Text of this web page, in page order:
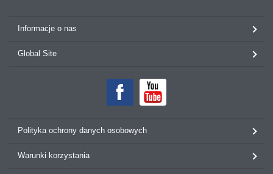
Informacje o nas
Global Site
Polityka ochrony danych osobowych
Warunki korzystania